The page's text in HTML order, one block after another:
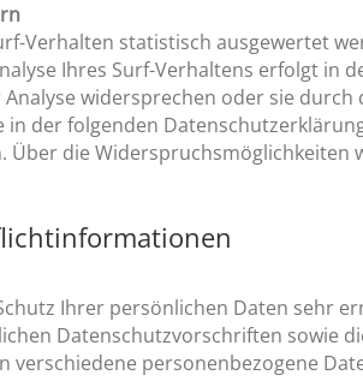
Verhalten statistisch ausgewertet
Ihres Surf-Verhaltens erfolgt in
widersprechen oder sie
der folgenden
Über die
Ihrer persönlichen Daten sehr
Datenschutzvorschriften sowie
verschiedene personenbezogene